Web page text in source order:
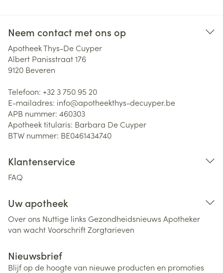
Neem contact met ons op
Apotheek Thys-De Cuyper
Albert Panisstraat 176
9120 Beveren
Telefoon: +32 3 750 95 20
E-mailadres: info@apotheekthys-decuyper.be
APB nummer: 460303
Apotheek titularis: Barbara De Cuyper
BTW nummer: BE0461434740
Klantenservice
FAQ
Uw apotheek
Over ons Nuttige links Gezondheidsnieuws Apotheker
van wachtVoorschriftZorgtarieven
Nieuwsbrief
Blijf op de hoogte van nieuwe producten en promoties